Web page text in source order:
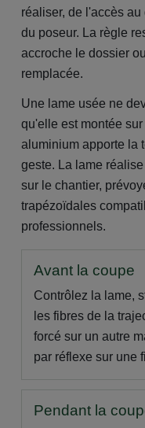
réaliser, de l'accès
du poseur. La règle
accroche le dossier
remplacée.
Une lame usée ne
qu'elle est montée
aluminium apporte la
geste. La lame
sur le chantier,
trapézoïdales
professionnels.
Avant la coupe
Contrôlez la lame,
les fibres de la
forcé sur un autre
par réflexe sur une
Pendant la